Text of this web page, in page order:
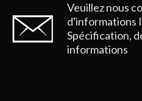
Veuillez nous
d'informations
Spécification,
informations